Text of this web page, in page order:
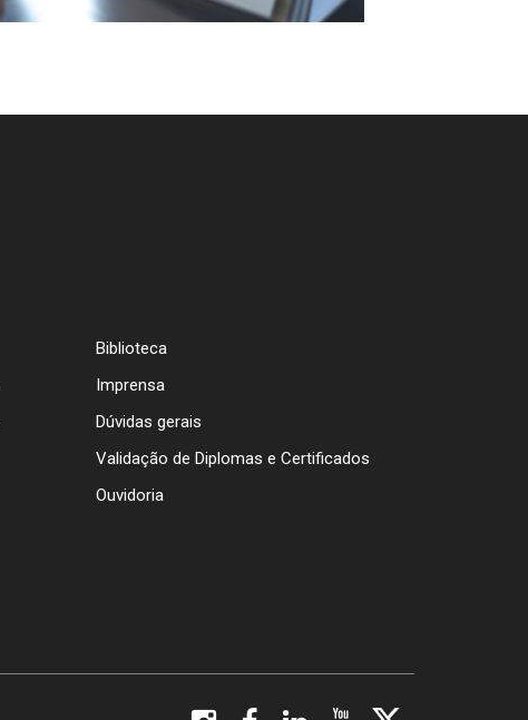
Biblioteca
Imprensa
Dúvidas gerais
Validação de Diplomas e Certificados
Ouvidoria